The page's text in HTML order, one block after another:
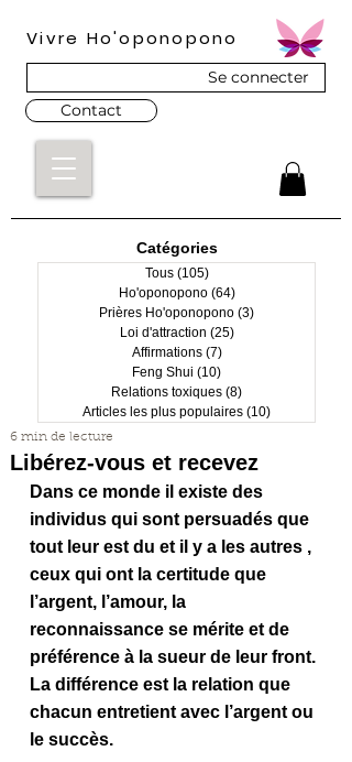
Vivre Ho'oponopono
Se connecter
Contact
Catégories
Tous (105)105 posts
Ho'oponopono (64)64 posts
Prières Ho'oponopono (3)
Loi d'attraction (25)25 posts
Affirmations (7)7 posts
Feng Shui (10)
Relations toxiques (8)
Articles les plus populaires (10)
Libérez-vous et recevez
6 min de lecture
Dans ce monde il existe des
individus qui sont persuadés que
tout leur est du et il y a les autres ,
ceux qui ont la certitude que
l’argent, l’amour, la
reconnaissance se mérite et de
préférence à la sueur de leur front.
La différence est la relation que
chacun entretient avec l’argent ou
le succès.